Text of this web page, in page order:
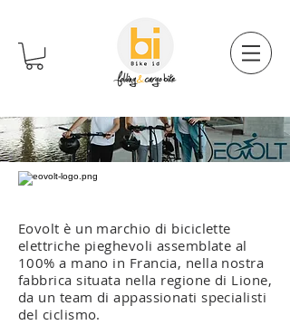
Eovolt è un marchio di biciclette
elettriche pieghevoli assemblate al
100% a mano in Francia, nella nostra
fabbrica situata nella regione di Lione,
da un team di appassionati specialisti
del ciclismo.